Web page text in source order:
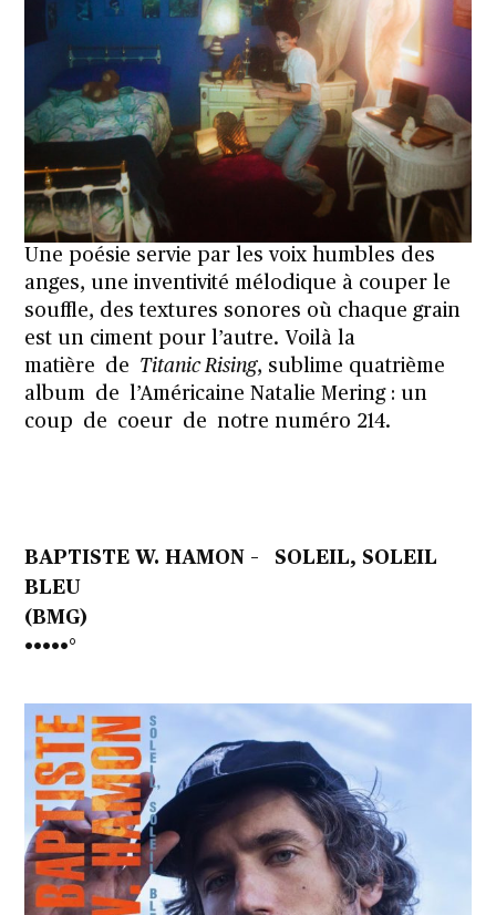
Une poésie servie par les voix humbles des
anges, une inventivité mélodique à couper le
souffle, des textures sonores où chaque grain
est un ciment pour l’autre. Voilà la
matière de Titanic Rising, sublime quatrième
album de l’Américaine Natalie Mering : un
coup de coeur de notre numéro 214.
BAPTISTE W. HAMON – SOLEIL, SOLEIL
BLEU
(BMG)
•••••°